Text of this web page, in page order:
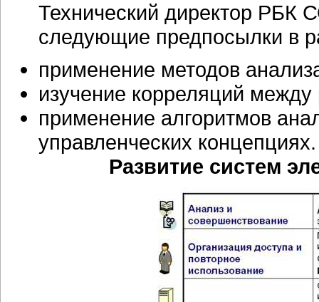
Технический директор РБК
следующие предпосылки в
применение методов
изучение корреляций
применение алгоритмов
управленческих концепциях.
Развитие систем